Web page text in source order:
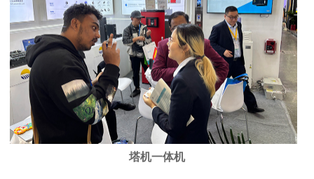
塔机一体机